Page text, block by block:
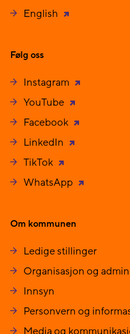
English
Følg oss
Instagram
YouTube
Facebook
LinkedIn
TikTok
WhatsApp
Om kommunen
Ledige stillinger
Organisasjon og
Innsyn
Personvern og
Media og